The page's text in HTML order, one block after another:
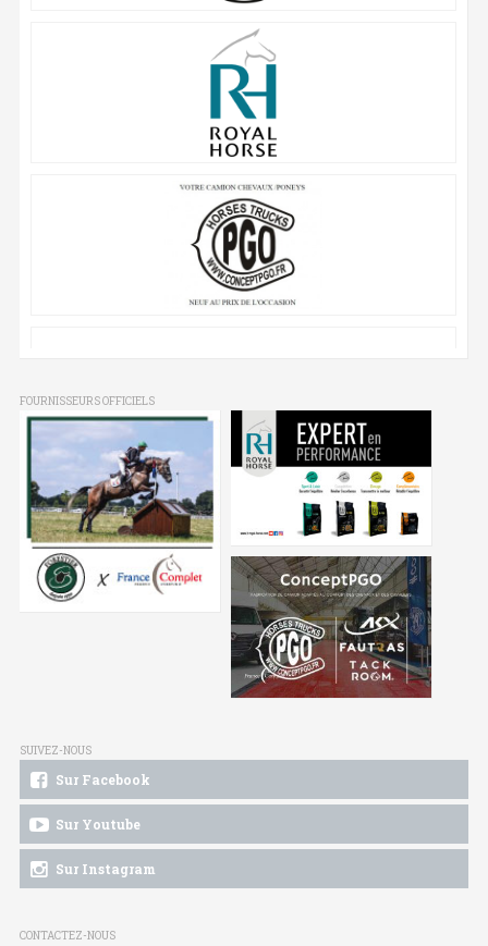
FOURNISSEURS OFFICIELS
SUIVEZ-NOUS
Sur Facebook
Sur Youtube
Sur Instagram
CONTACTEZ-NOUS